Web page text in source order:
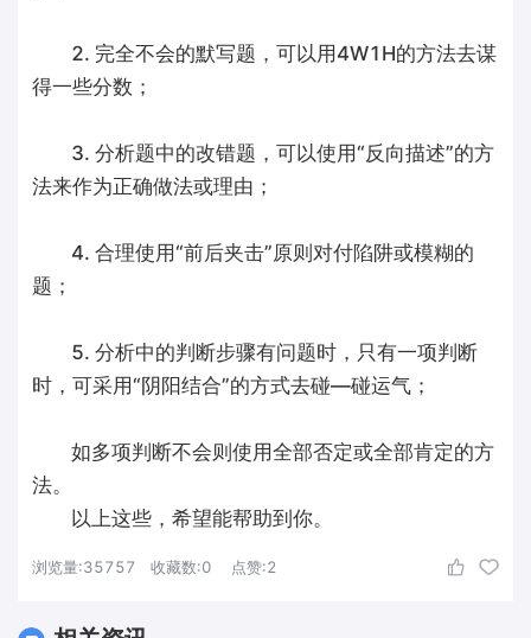
2. 完全不会的默写题，可以用4W1H的方法去谋
得一些分数；
3. 分析题中的改错题，可以使用“反向描述”的方
法来作为正确做法或理由；
4. 合理使用“前后夹击”原则对付陷阱或模糊的
题；
5. 分析中的判断步骤有问题时，只有一项判断
时，可采用“阴阳结合”的方式去碰—碰运气；
如多项判断不会则使用全部否定或全部肯定的方
法。
以上这些，希望能帮助到你。
浏览量:35757 收藏数:0 点赞:2